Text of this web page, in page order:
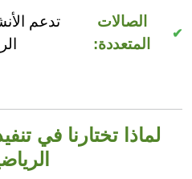
الصالات
المتعددة:
تدعم
لماذا تختارنا في